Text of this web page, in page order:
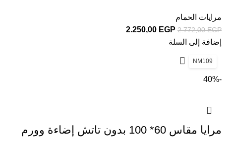
NM109
مرايات الحمام
2.772,00EGP
2.250,00 EGP
إضافة إلى السلة
-40%
مرايا مقاس 60* 100 بدون تاتش إضاءة وورم